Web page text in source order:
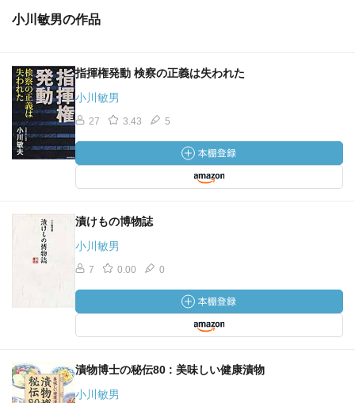
小川敏男の作品
指揮権発動 検察の正義は失われた
小川敏男
27 3.43 5
漬けもの博物誌
小川敏男
7 0.00 0
漬物博士の秘伝80 : 美味しい健康漬物
小川敏男